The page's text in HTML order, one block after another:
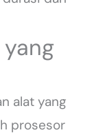
alat yang
prosesor